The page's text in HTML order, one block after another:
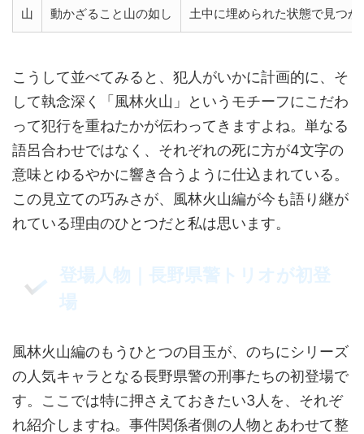
山 動かざること山の如し 土中に埋められた状態で見つか
こうして並べてみると、犯人がいかに計画的に、そ
して執念深く「風林火山」というモチーフにこだわ
って犯行を重ねたかが伝わってきますよね。単なる
語呂合わせではなく、それぞれの死に方が4文字の
意味とゆるやかに響き合うように仕込まれている。
この見立ての巧みさが、風林火山編が今も語り継が
れている理由のひとつだと私は思います。
登場人物｜長野県警トリオが初登
場
風林火山編のもうひとつの目玉が、のちにシリーズ
の人気キャラとなる長野県警の刑事たちの初登場で
す。ここでは特に押さえておきたい3人を、それぞ
れ紹介しますね。事件関係者側の人物とあわせて整